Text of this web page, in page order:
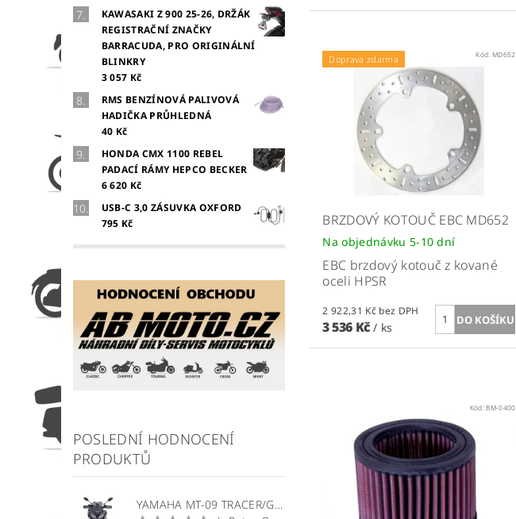
KAWASAKI Z 900 25-26, DRŽÁK
REGISTRAČNÍ ZNAČKY
BARRACUDA, PRO ORIGINÁLNÍ
BLINKRY
3 057 Kč
RMS BENZÍNOVÁ PALIVOVÁ
HADIČKA PRŮHLEDNÁ
40 Kč
HONDA CMX 1100 REBEL
PADACÍ RÁMY HEPCO BECKER
6 620 Kč
USB-C 3,0 ZÁSUVKA OXFORD
795 Kč
POSLEDNÍ HODNOCENÍ
PRODUKTŮ
YAMAHA MT-09 TRACER/GT plexi štít WRS Sport
Doprava zdarma Kód: MD652
BRZDOVÝ KOTOUČ EBC MD652
Na objednávku 5-10 dní
EBC brzdový kotouč z kované
oceli HPSR
2 922,31 Kč bez DPH
3 536 Kč/ ks
Kód:BM-0400